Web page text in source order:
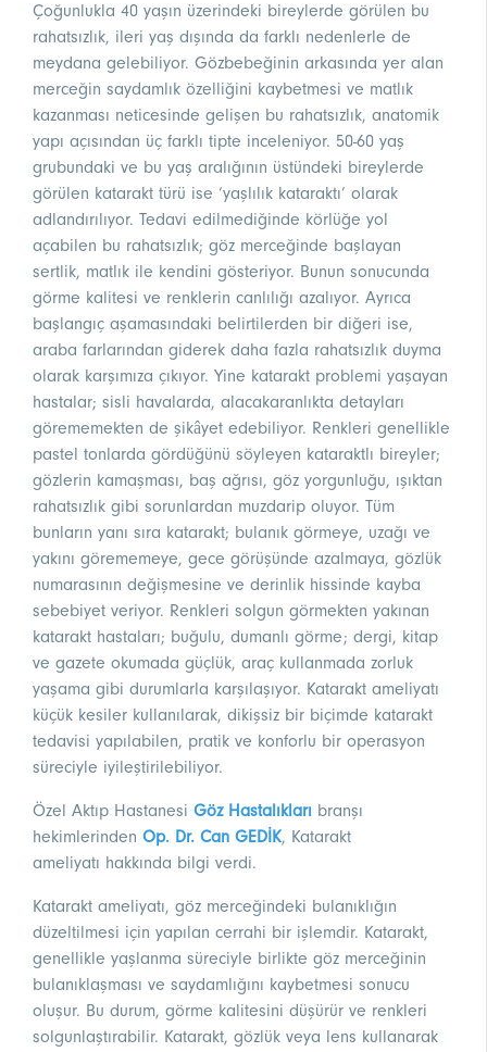
Çoğunlukla 40 yaşın üzerindeki bireylerde görülen bu
rahatsızlık, ileri yaş dışında da farklı nedenlerle de
meydana gelebiliyor. Gözbebeğinin arkasında yer alan
merceğin saydamlık özelliğini kaybetmesi ve matlık
kazanması neticesinde gelişen bu rahatsızlık, anatomik
yapı açısından üç farklı tipte inceleniyor. 50-60 yaş
grubundaki ve bu yaş aralığının üstündeki bireylerde
görülen katarakt türü ise ‘yaşlılık kataraktı’ olarak
adlandırılıyor. Tedavi edilmediğinde körlüğe yol
açabilen bu rahatsızlık; göz merceğinde başlayan
sertlik, matlık ile kendini gösteriyor. Bunun sonucunda
görme kalitesi ve renklerin canlılığı azalıyor. Ayrıca
başlangıç aşamasındaki belirtilerden bir diğeri ise,
araba farlarından giderek daha fazla rahatsızlık duyma
olarak karşımıza çıkıyor. Yine katarakt problemi yaşayan
hastalar; sisli havalarda, alacakaranlıkta detayları
görememekten de şikâyet edebiliyor. Renkleri genellikle
pastel tonlarda gördüğünü söyleyen kataraktlı bireyler;
gözlerin kamaşması, baş ağrısı, göz yorgunluğu, ışıktan
rahatsızlık gibi sorunlardan muzdarip oluyor. Tüm
bunların yanı sıra katarakt; bulanık görmeye, uzağı ve
yakını görememeye, gece görüşünde azalmaya, gözlük
numarasının değişmesine ve derinlik hissinde kayba
sebebiyet veriyor. Renkleri solgun görmekten yakınan
katarakt hastaları; buğulu, dumanlı görme; dergi, kitap
ve gazete okumada güçlük, araç kullanmada zorluk
yaşama gibi durumlarla karşılaşıyor. Katarakt ameliyatı
küçük kesiler kullanılarak, dikişsiz bir biçimde katarakt
tedavisi yapılabilen, pratik ve konforlu bir operasyon
süreciyle iyileştirilebiliyor.
Özel Aktıp Hastanesi Göz Hastalıkları branşı
hekimlerinden Op. Dr. Can GEDİK, Katarakt
ameliyatı hakkında bilgi verdi.
Katarakt ameliyatı, göz merceğindeki bulanıklığın
düzeltilmesi için yapılan cerrahi bir işlemdir. Katarakt,
genellikle yaşlanma süreciyle birlikte göz merceğinin
bulanıklaşması ve saydamlığını kaybetmesi sonucu
oluşur. Bu durum, görme kalitesini düşürür ve renkleri
solgunlaştırabilir. Katarakt, gözlük veya lens kullanarak